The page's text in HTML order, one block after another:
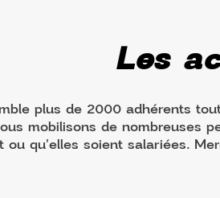
Les
plus de 2000 adhérents
mobilisons de nombreuses
ou qu'elles soient salariées.